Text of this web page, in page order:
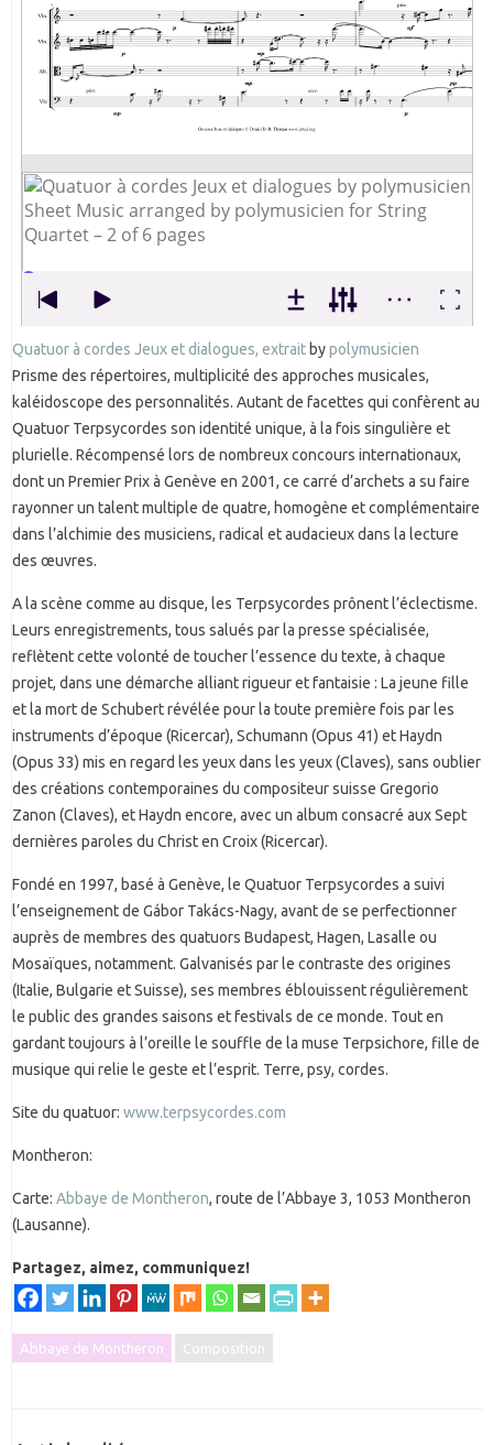
Quatuor à cordes Jeux et dialogues, extrait bypolymusicien
Prisme des répertoires, multiplicité des approches musicales,
kaléidoscope des personnalités. Autant de facettes qui confèrent au
Quatuor Terpsycordes son identité unique, à la fois singulière et
plurielle. Récompensé lors de nombreux concours internationaux,
dont un Premier Prix à Genève en 2001, ce carré d’archets a su faire
rayonner un talent multiple de quatre, homogène et complémentaire
dans l’alchimie des musiciens, radical et audacieux dans la lecture
des œuvres.
A la scène comme au disque, les Terpsycordes prônent l’éclectisme.
Leurs enregistrements, tous salués par la presse spécialisée,
reflètent cette volonté de toucher l’essence du texte, à chaque
projet, dans une démarche alliant rigueur et fantaisie : La jeune fille
et la mort de Schubert révélée pour la toute première fois par les
instruments d’époque (Ricercar), Schumann (Opus 41) et Haydn
(Opus 33) mis en regard les yeux dans les yeux (Claves), sans oublier
des créations contemporaines du compositeur suisse Gregorio
Zanon (Claves), et Haydn encore, avec un album consacré aux Sept
dernières paroles du Christ en Croix (Ricercar).
Fondé en 1997, basé à Genève, le Quatuor Terpsycordes a suivi
l’enseignement de Gábor Takács-Nagy, avant de se perfectionner
auprès de membres des quatuors Budapest, Hagen, Lasalle ou
Mosaïques, notamment. Galvanisés par le contraste des origines
(Italie, Bulgarie et Suisse), ses membres éblouissent régulièrement
le public des grandes saisons et festivals de ce monde. Tout en
gardant toujours à l’oreille le souffle de la muse Terpsichore, fille de
musique qui relie le geste et l’esprit. Terre, psy, cordes.
Site du quatuor: www.terpsycordes.com
Montheron:
Carte: Abbaye de Montheron, route de l’Abbaye 3, 1053 Montheron
(Lausanne).
Partagez, aimez, communiquez!
Abbaye de Montheron Composition